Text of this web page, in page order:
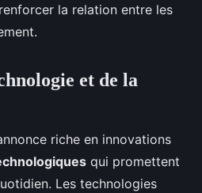
la relation entre les
et de la
riche en innovations
qui promettent
Les technologies